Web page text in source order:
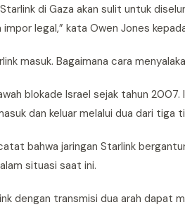
di Gaza akan sulit untuk
legal,” kata Owen Jones
masuk. Bagaimana cara
blokade Israel sejak tahun
dan keluar melalui dua dari
bahwa jaringan Starlink
situasi saat ini.
dengan transmisi dua arah dapat